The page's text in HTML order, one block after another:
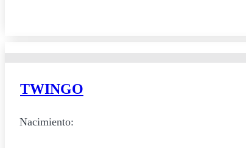
TWINGO
Nacimiento: